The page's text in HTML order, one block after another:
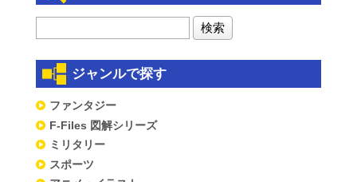
ジャンルで探す
ファンタジー
F-Files 図解シリーズ
ミリタリー
スポーツ